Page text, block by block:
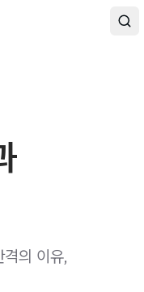
의 이유,